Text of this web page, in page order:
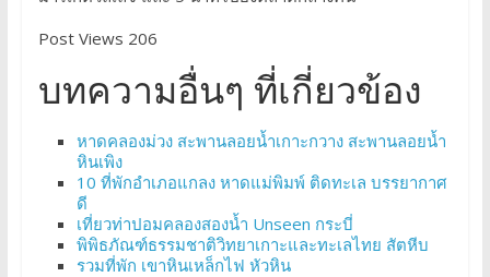
Post Views 206
บทความอื่นๆ ที่เกี่ยวข้อง
หาดคลองม่วง สะพานลอยน้ำเกาะกวาง สะพานลอยน้ำ
หินเพิง
10 ที่พักอำเภอแกลง หาดแม่พิมพ์ ติดทะเล บรรยากาศ
ดี
เที่ยวท่าปอมคลองสองน้ำ Unseen กระบี่
พิพิธภัณฑ์ธรรมชาติวิทยาเกาะและทะเลไทย สัตหีบ
รวมที่พัก เขาหินเหล็กไฟ หัวหิน